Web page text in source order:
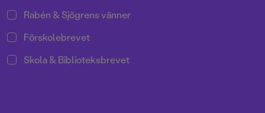
läsutmaningen 2023!
Rabén & Sjögrens vänner
Förskolebrevet
Skola & Biblioteksbrevet